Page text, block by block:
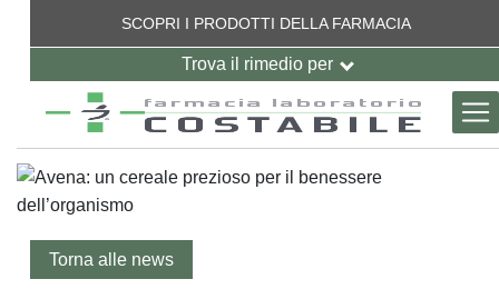
Salta al contenuto principale
SCOPRI I PRODOTTI DELLA FARMACIA
muscoli
Trova il rimedio per
Torna alle news